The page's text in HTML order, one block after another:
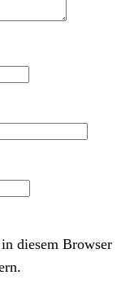
diesem Browser